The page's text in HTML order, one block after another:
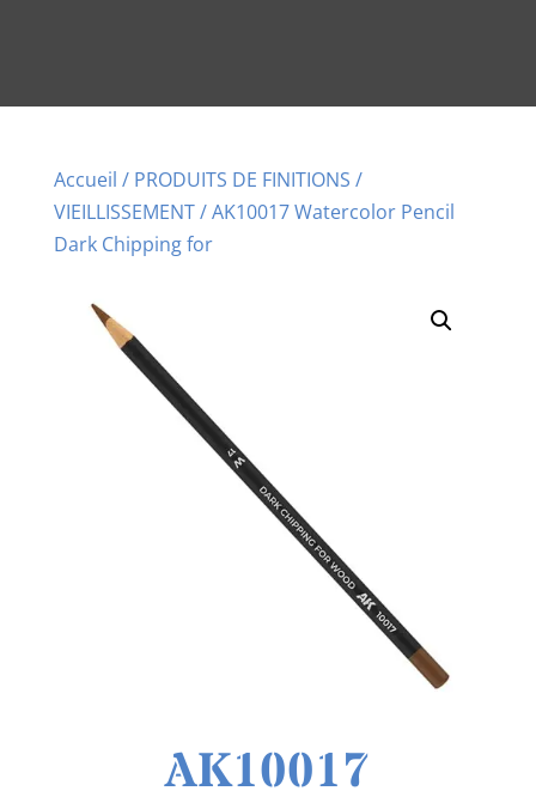
Accueil / PRODUITS DE FINITIONS /
VIEILLISSEMENT/ AK10017 Watercolor Pencil
Dark Chipping for
AK10017